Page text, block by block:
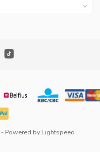
- Powered by Lightspeed